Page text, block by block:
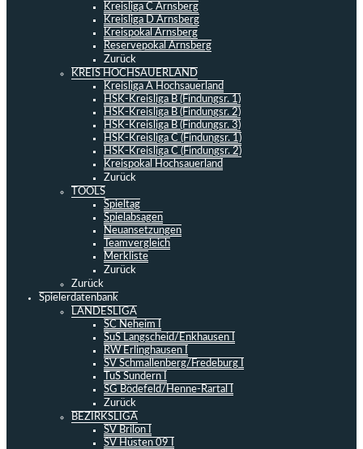
Kreisliga C Arnsberg
Kreisliga D Arnsberg
Kreispokal Arnsberg
Reservepokal Arnsberg
Zurück
KREIS HOCHSAUERLAND
Kreisliga A Hochsauerland
HSK-Kreisliga B (Findungsr. 1)
HSK-Kreisliga B (Findungsr. 2)
HSK-Kreisliga B (Findungsr. 3)
HSK-Kreisliga C (Findungsr. 1)
HSK-Kreisliga C (Findungsr. 2)
Kreispokal Hochsauerland
Zurück
TOOLS
Spieltag
Spielabsagen
Neuansetzungen
Teamvergleich
Merkliste
Zurück
Zurück
Spielerdatenbank
LANDESLIGA
SC Neheim I
SuS Langscheid/Enkhausen I
RW Erlinghausen I
SV Schmallenberg/Fredeburg I
TuS Sundern I
SG Bödefeld/Henne-Rartal I
Zurück
BEZIRKSLIGA
SV Brilon I
SV Hüsten 09 I